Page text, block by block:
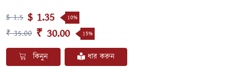
$ 1.5 $ 1.35 10%
₹ 35.00 ₹ 30.00 15%
কিনুন ধার করুন